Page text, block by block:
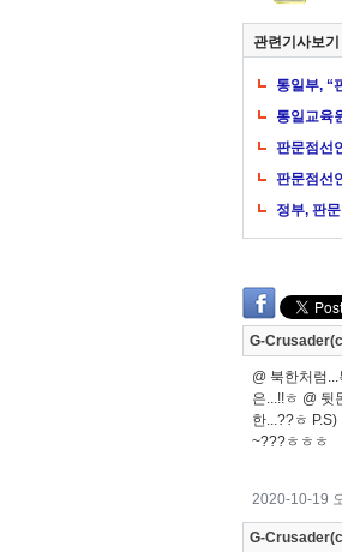
관련기사보기
통일부, “
통일교육
판문점선
판문점선
정부, 판
G-
@ 북한처럼
은...!!ㅎ @ 뒷
한...??ㅎ
~???ㅎㅎㅎ
2020-10-19
G-